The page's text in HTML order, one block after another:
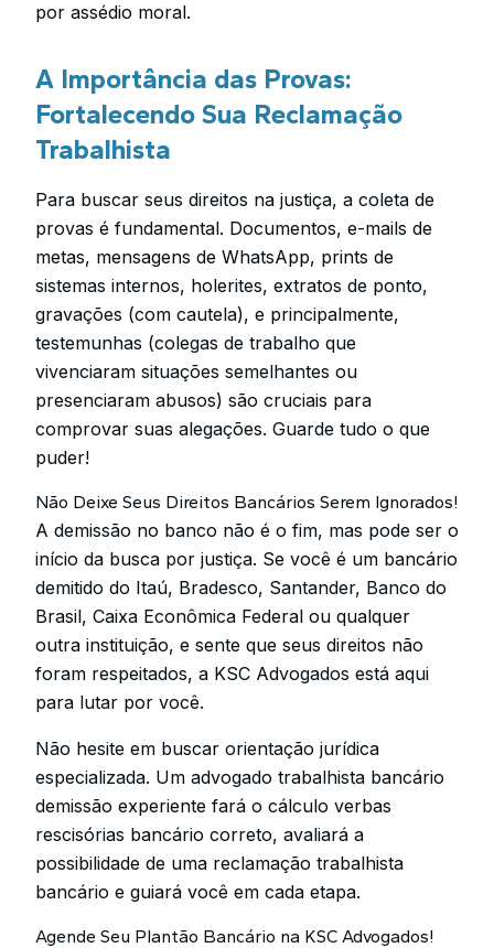
por assédio moral.
A Importância das Provas:
Fortalecendo Sua Reclamação
Trabalhista
Para buscar seus direitos na justiça, a coleta de
provas é fundamental. Documentos, e-mails de
metas, mensagens de WhatsApp, prints de
sistemas internos, holerites, extratos de ponto,
gravações (com cautela), e principalmente,
testemunhas (colegas de trabalho que
vivenciaram situações semelhantes ou
presenciaram abusos) são cruciais para
comprovar suas alegações. Guarde tudo o que
puder!
Não Deixe Seus Direitos Bancários Serem Ignorados!
A demissão no banco não é o fim, mas pode ser o
início da busca por justiça. Se você é um bancário
demitido do Itaú, Bradesco, Santander, Banco do
Brasil, Caixa Econômica Federal ou qualquer
outra instituição, e sente que seus direitos não
foram respeitados, a KSC Advogados está aqui
para lutar por você.
Não hesite em buscar orientação jurídica
especializada. Um advogado trabalhista bancário
demissão experiente fará o cálculo verbas
rescisórias bancário correto, avaliará a
possibilidade de uma reclamação trabalhista
bancário e guiará você em cada etapa.
Agende Seu Plantão Bancário na KSC Advogados!